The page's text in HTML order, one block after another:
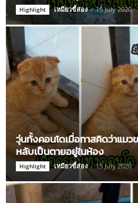
Highlight เหมียวขี้ส่อง - 15 July 2020
วุ่นทั้งคอนโดเมื่อทาสคิดว่าแม
หลับเป็นตายอยู่ในห้อง
Highlight เหมียวขี้ส่อง - 15 July 2020